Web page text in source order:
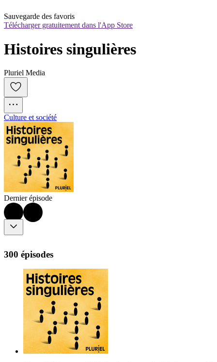
Sauvegarde des favoris
Télécharger gratuitement dans l'App Store
Histoires singulières
Pluriel Media
Culture et société
Dernier épisode
300 épisodes